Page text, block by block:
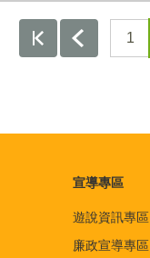
1
宣導專區
遊說資訊專區
廉政宣導專區